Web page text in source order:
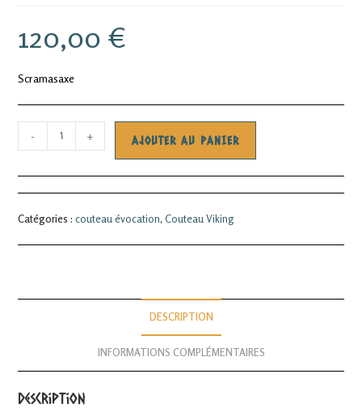
120,00 €
Scramasaxe
de
- + AJOUTER AU PANIER
Catégories :couteau évocation, Couteau Viking
DESCRIPTION
INFORMATIONS COMPLÉMENTAIRES
Description